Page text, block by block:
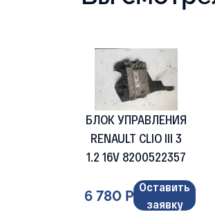
БЛОК УПРАВЛЕНИЯ
RENAULT CLIO III 3
1.2 16V 8200522357
6 780 Р
Оставить
заявку